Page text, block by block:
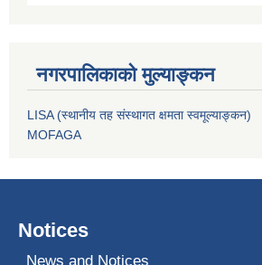
नगरपालिकाको मुल्याङ्कन
LISA (स्थानीय तह संस्थागत क्षमता स्वमूल्याङ्कन)
MOFAGA
Notices
News and Notices